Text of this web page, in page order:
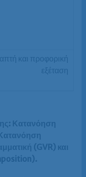
και προφορική
εξέταση
Κατανόηση
(GVR) και